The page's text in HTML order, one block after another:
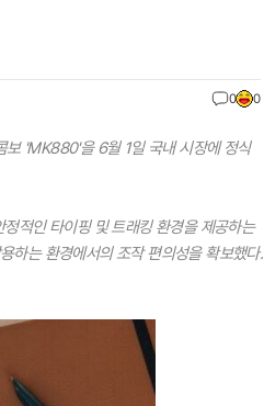
0 0
보 'MK880'을 6월 1일 국내 시장에 정식
적인 타이핑 및 트래킹 환경을 제공하는
하는 환경에서의 조작 편의성을 확보했다.